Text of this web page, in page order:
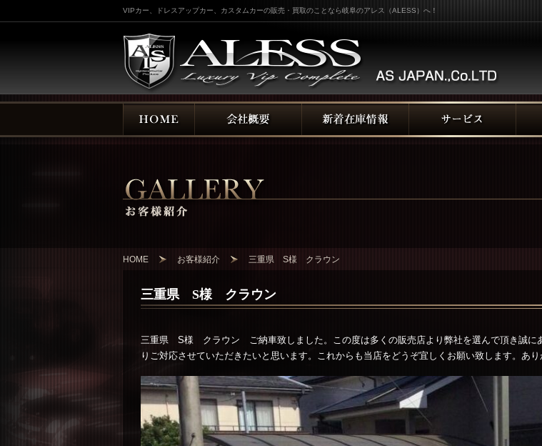
VIPカー、ドレスアップカー、カスタムカーの販売・買取のことなら岐阜のアレス（ALESS）へ！
HOME お客様紹介 三重県 S様 クラウン
三重県 S様 クラウン
三重県 S様 クラウン ご納車致しました。この度は多くの販売店より弊社を選んで頂き誠に
りご対応させていただきたいと思います。これからも当店をどうぞ宜しくお願い致します。あり